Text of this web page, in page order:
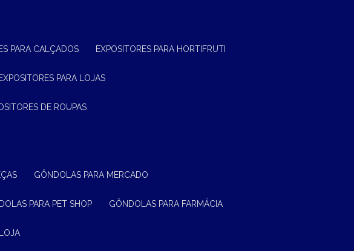
PARA CALÇADOS EXPOSITORES PARA HORTIFRUTI
EXPOSITORES PARA LOJAS
DE ROUPAS
GÔNDOLAS PARA MERCADO
PARA PET SHOP GÔNDOLAS PARA FARMÁCIA